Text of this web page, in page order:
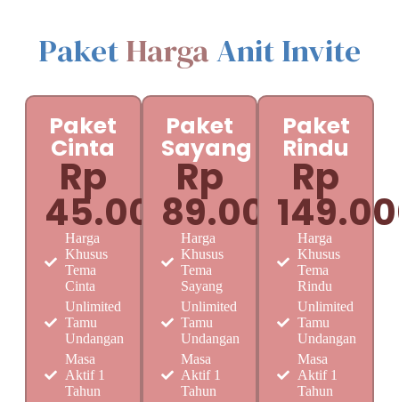
PaketHargaAnit Invite
Paket
Cinta
Rp
45.000
Harga
Khusus
Tema
Cinta
Unlimited
Tamu
Undangan
Masa
Aktif 1
Tahun
Paket
Sayang
Rp
89.000
Harga
Khusus
Tema
Sayang
Unlimited
Tamu
Undangan
Masa
Aktif 1
Tahun
Paket
Rindu
Rp
Harga
Khusus
Tema
Rindu
Unlimited
Tamu
Undangan
Masa
Aktif 1
Tahun